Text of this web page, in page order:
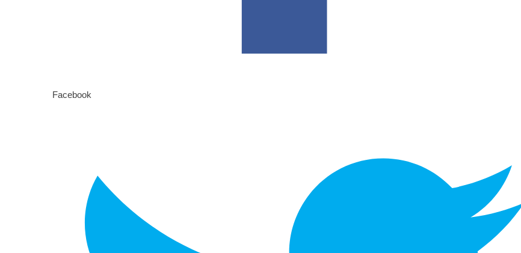
Facebook